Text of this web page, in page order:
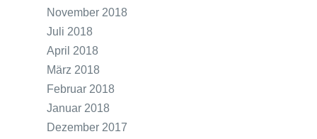
November 2018
Juli 2018
April 2018
März 2018
Februar 2018
Januar 2018
Dezember 2017